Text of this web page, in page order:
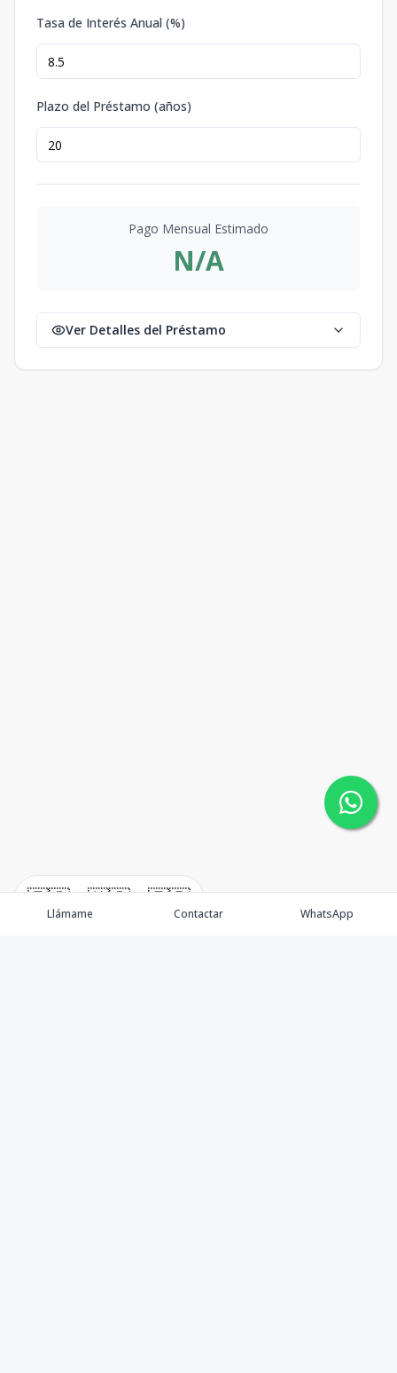
🇪🇸 🇺🇸 🇫🇷
Tasa de Interés Anual (%)
Plazo del Préstamo (años)
Pago Mensual Estimado
N/A
Ver Detalles del Préstamo
Llámame Contactar WhatsApp